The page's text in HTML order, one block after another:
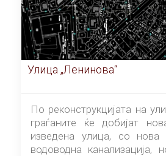
Улица „Ленинова“
По реконструкцијата на
граѓаните ќе добијат
изведена улица, со нова
водоводна канализација,